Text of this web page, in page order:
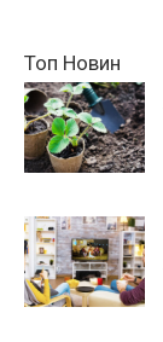
Топ Новин